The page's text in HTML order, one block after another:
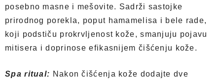
posebno masne i mešovite. Sadrži sastojke
prirodnog porekla, poput hamamelisa i bele rade,
koji podstiču prokrvljenost kože, smanjuju pojavu
mitisera i doprinose efikasnijem čišćenju kože.
Spa ritual: Nakon čišćenja kože dodajte dve